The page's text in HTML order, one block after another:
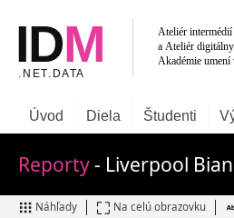
Úvod Diela Študenti
Reporty- Liverpool
Náhľady Na celú obrazovku